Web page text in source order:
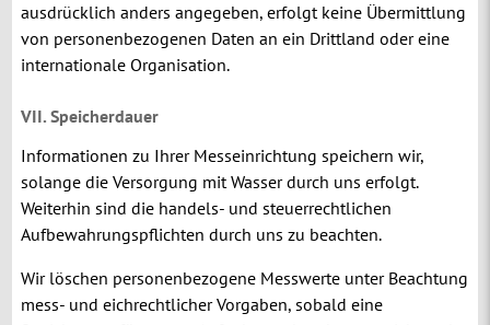
ausdrücklich anders angegeben, erfolgt keine Übermittlung
von personenbezogenen Daten an ein Drittland oder eine
internationale Organisation.
VII. Speicherdauer
Informationen zu Ihrer Messeinrichtung speichern wir,
solange die Versorgung mit Wasser durch uns erfolgt.
Weiterhin sind die handels- und steuerrechtlichen
Aufbewahrungspflichten durch uns zu beachten.
Wir löschen personenbezogene Messwerte unter Beachtung
mess- und eichrechtlicher Vorgaben, sobald eine